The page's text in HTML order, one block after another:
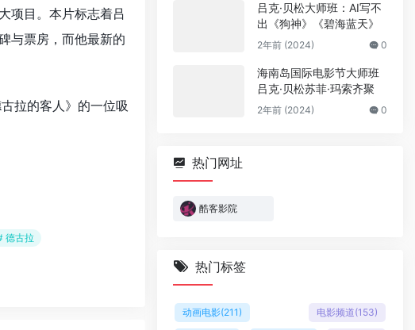
项目。本片标志着吕
与票房，而他最新的
拉的客人》的一位吸
德古拉
吕克·贝松大师班：AI写不
出《狗神》《碧海蓝天》
2年前 (2024) 0
海南岛国际电影节大师班
吕克·贝松苏菲·玛索齐聚
2年前 (2024) 0
热门网址
酷客影院
热门标签
动画电影(211) 电影频道(153)